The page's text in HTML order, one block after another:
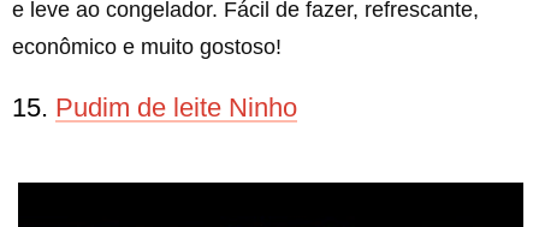
e leve ao congelador. Fácil de fazer, refrescante,
econômico e muito gostoso!
15. Pudim de leite Ninho